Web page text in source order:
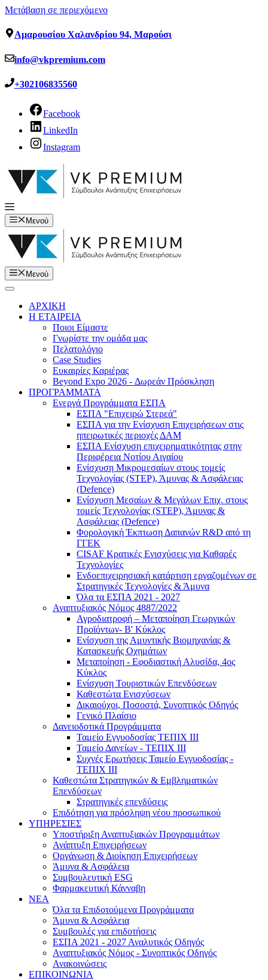
Μετάβαση σε περιεχόμενο
Αμαρουσίου Χαλανδρίου 94, Μαρούσι
info@vkpremium.com
+302106835560
Facebook
LinkedIn
Instagram
Μενού
Μενού
ΑΡΧΙΚΗ
Η ΕΤΑΙΡΕΙΑ
Ποιοι Είμαστε
Γνωρίστε την ομάδα μας
Πελατολόγιο
Case Studies
Ευκαιρίες Καριέρας
Beyond Expo 2026 - Δωρεάν Πρόσκληση
ΠΡΟΓΡΑΜΜΑΤΑ
Ενεργά Προγράμματα ΕΣΠΑ
ΕΣΠΑ "Επιχειρώ Στερεά"
ΕΣΠΑ για την Ενίσχυση Επιχειρήσεων στις
ηπειρωτικές περιοχές ΔΑΜ
ΕΣΠΑ Ενίσχυση επιχειρηματικότητας στην
Περιφέρεια Νοτίου Αιγαίου
Ενίσχυση Μικρομεσαίων στους τομείς
Τεχνολογίας (STEP), Άμυνας & Ασφάλειας
(Defence)
Ενίσχυση Μεσαίων & Μεγάλων Επιχ. στους
τομείς Τεχνολογίας (STEP), Άμυνας &
Ασφάλειας (Defence)
Φορολογική Έκπτωση Δαπανών R&D από τη
ΓΓΕΚ
CISAF Κρατικές Ενισχύσεις για Καθαρές
Τεχνολογίες
Ενδοεπιχειρησιακή κατάρτιση εργαζομένων σε
Στρατηγικές Τεχνολογίες & Άμυνα
Όλα τα ΕΣΠΑ 2021 - 2027
Αναπτυξιακός Νόμος 4887/2022
Αγροδιατροφή – Μεταποίηση Γεωργικών
Προϊόντων- Β' Κύκλος
Eνίσχυση της Αμυντικής Βιομηχανίας &
Κατασκευής Οχημάτων
Μεταποίηση - Εφοδιαστική Αλυσίδα, 4ος
Κύκλος
Ενίσχυση Τουριστικών Επενδύσεων
Καθεστώτα Ενισχύσεων
Δικαιούχοι, Ποσοστά, Συνοπτικός Οδηγός
Γενικό Πλαίσιο
Δανειοδοτικά Προγράμματα
Ταμείο Εγγυοδοσίας ΤΕΠΙΧ ΙΙΙ
Ταμείο Δανείων - ΤΕΠΙΧ ΙΙΙ
Συχνές Ερωτήσεις Ταμείο Εγγυοδοσίας -
ΤΕΠΙΧ ΙΙΙ
Καθεστώτα Στρατηγικών & Εμβληματικών
Επενδύσεων
Στρατηγικές επενδύσεις
Επιδότηση για πρόσληψη νέου προσωπικού
ΥΠΗΡΕΣΙΕΣ
Υποστήριξη Αναπτυξιακών Προγραμμάτων
Ανάπτυξη Επιχειρήσεων
Οργάνωση & Διοίκηση Επιχειρήσεων
Άμυνα & Ασφάλεια
Συμβουλευτική ESG
Φαρμακευτική Κάνναβη
ΝΕΑ
Όλα τα Επιδοτούμενα Προγράμματα
Άμυνα & Ασφάλεια
Συμβουλές για επιδοτήσεις
ΕΣΠΑ 2021 - 2027 Αναλυτικός Οδηγός
Αναπτυξιακός Νόμος - Συνοπτικός Οδηγός
Ανακοινώσεις
ΕΠΙΚΟΙΝΩΝΙΑ